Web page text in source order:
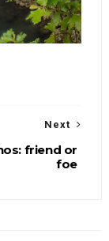
Next
friend or
foe